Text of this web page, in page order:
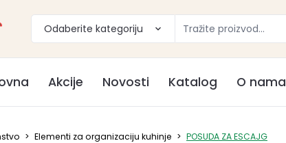
Odaberite kategoriju
Akcije Novosti Katalog O nama
> Elementi za organizaciju kuhinje > POSUDA ZA ESCAJG